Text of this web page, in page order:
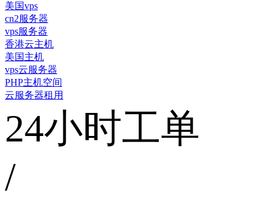
美国vps
cn2服务器
vps服务器
香港云主机
美国主机
vps云服务器
PHP主机空间
云服务器租用
24小时工单
/